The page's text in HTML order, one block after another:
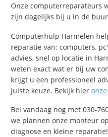
Onze computerreparateurs
zijn dagelijks bij u in de
Computerhulp Harmelen
reparatie van: computers,
advies, snel op locatie in
weten exact wat er bij uw
krijgt u een professioneel
juiste keuze. Bekijk hier
Bel vandaag nog met 030-
we plannen onze monteur
diagnose en kleine